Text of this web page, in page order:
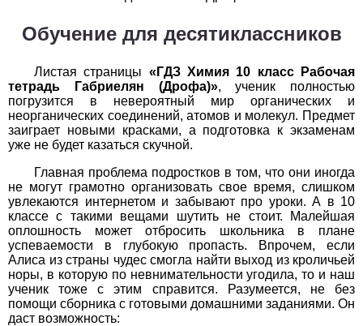
История
6 10
Литература
1
2 3 4 5 6 7 8 9 10
11
1
2 3 4 5 6 7 8 9 10
11
Немецкий язык
1
2 3 4 5 6 7 8 9 10
11
ОБЖ
Обучение для десятиклассников
Листая страницы «ГДЗ Химия 10 класс Рабочая
тетрадь Габриелян (Дрофа)», ученик полностью
погрузится в невероятный мир органических и
неорганических соединений, атомов и молекул. Предмет
заиграет новыми красками, а подготовка к экзаменам
уже не будет казаться скучной.
Главная проблема подростков в том, что они иногда
не могут грамотно организовать свое время, слишком
увлекаются интернетом и забывают про уроки. А в 10
классе с такими вещами шутить не стоит. Малейшая
оплошность может отбросить школьника в плане
успеваемости в глубокую пропасть. Впрочем, если
Алиса из страны чудес смогла найти выход из кроличьей
норы, в которую по невнимательности угодила, то и наш
ученик тоже с этим справится. Разумеется, не без
помощи сборника с готовыми домашними заданиями. Он
даст возможность: